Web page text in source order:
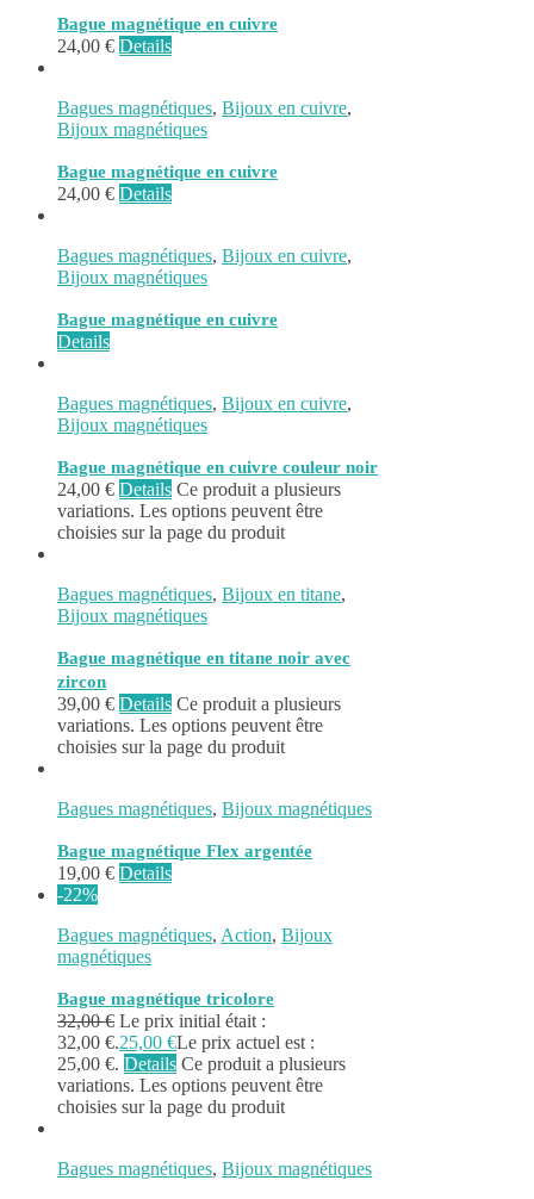
Bague magnétique en cuivre
24,00 € Details
Bagues magnétiques, Bijoux en cuivre,
Bijoux magnétiques
Bague magnétique en cuivre
24,00 € Details
Bagues magnétiques, Bijoux en cuivre,
Bijoux magnétiques
Bague magnétique en cuivre
Details
Bagues magnétiques, Bijoux en cuivre,
Bijoux magnétiques
Bague magnétique en cuivre couleur noir
24,00 € Details Ce produit a plusieurs
variations. Les options peuvent être
choisies sur la page du produit
Bagues magnétiques, Bijoux en titane,
Bijoux magnétiques
Bague magnétique en titane noir avec
zircon
39,00 € Details Ce produit a plusieurs
variations. Les options peuvent être
choisies sur la page du produit
Bagues magnétiques, Bijoux magnétiques
Bague magnétique Flex argentée
19,00 € Details
-22%
Bagues magnétiques, Action, Bijoux
magnétiques
Bague magnétique tricolore
32,00€ Le prix initial était :
32,00 €.25,00 €Le prix actuel est :
25,00 €. Details Ce produit a plusieurs
variations. Les options peuvent être
choisies sur la page du produit
Bagues magnétiques, Bijoux magnétiques